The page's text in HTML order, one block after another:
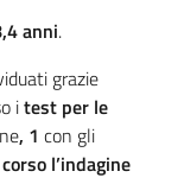
anni.
grazie
itest per le
, 1 con gli
l’indagine